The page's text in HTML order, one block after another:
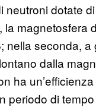
neutroni dotate
la magnetosfera
nella seconda,
dalla
ha
periodo di